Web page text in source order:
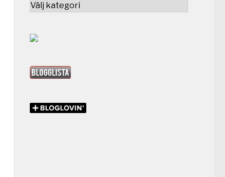
Kategorier